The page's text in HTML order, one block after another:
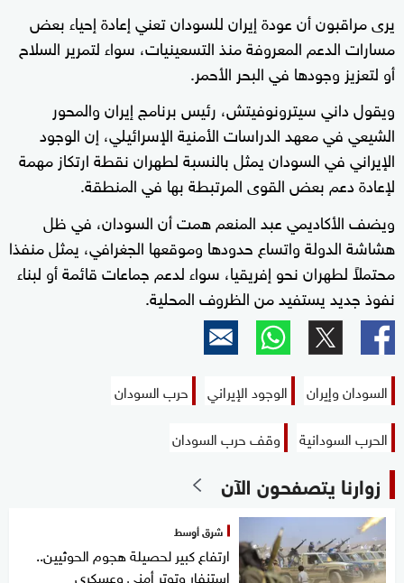
يرى مراقبون أن عودة إيران للسودان تعني إعادة إحياء بعض
مسارات الدعم المعروفة منذ التسعينيات، سواء لتمرير السلاح
أو لتعزيز وجودها في البحر الأحمر.
ويقول داني سيترونوفيتش، رئيس برنامج إيران والمحور
الشيعي في معهد الدراسات الأمنية الإسرائيلي، إن الوجود
الإيراني في السودان يمثل بالنسبة لطهران نقطة ارتكاز مهمة
لإعادة دعم بعض القوى المرتبطة بها في المنطقة.
ويضف الأكاديمي عبد المنعم همت أن السودان، في ظل
هشاشة الدولة واتساع حدودها وموقعها الجغرافي، يمثل منفذا
محتملاً لطهران نحو إفريقيا، سواء لدعم جماعات قائمة أو لبناء
نفوذ جديد يستفيد من الظروف المحلية.
السودان وإيران الوجود الإيراني
حرب السودان
الحرب السودانية
وقف حرب السودان
زوارنا يتصفحون الآن
شرق أوسط
ارتفاع كبير لحصيلة هجوم الحوثيين..
استنفار وتوتر أمني وعسكري